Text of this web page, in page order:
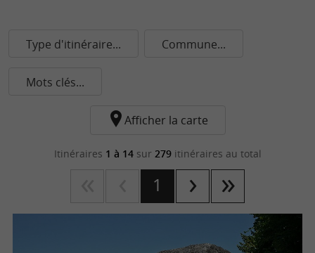
Type d'itinéraire... Commune...
Mots clés...
Afficher la carte
Itinéraires 1 à 14sur 279itinéraires au total
1